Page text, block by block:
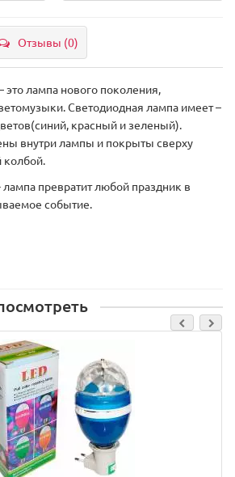
Отзывы (0)
это лампа нового поколения,
Светодиодная лампа имеет –
красный и зеленый).
внутри лампы и покрыты сверху
колбой.
превратит любой праздник в
событие.